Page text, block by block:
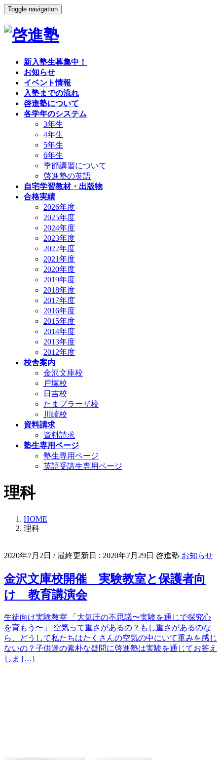
Toggle navigation
新入塾生募集中！
お知らせ
イベント情報
入塾までの流れ
啓進塾について
各学年のシステム
3年生
4年生
5年生
6年生
季節講習について
啓進塾の英語
自宅学習教材・出版物
合格実績
2026年度
2025年度
2024年度
2023年度
2022年度
2021年度
2020年度
2019年度
2018年度
2017年度
2016年度
2015年度
2014年度
2013年度
2012年度
校舎案内
金沢文庫校
戸塚校
日吉校
たまプラーザ校
川崎校
資料請求
資料請求
塾生専用ページ
塾生専用ページ
英語受講生専用ページ
理科
HOME
理科
2020年7月2日 / 最終更新日 : 2020年7月29日 啓進塾 お知らせ
金沢文庫校開催 実験教室と保護者向
け 教育講演会
生徒向け実験教室 「大気圧の不思議〜実験を通じで探究心
を育もう〜」 空気って重さがあるの？もし重さがあるのな
ら、どうして私たちはたくさんの空気の中にいて重みを感じ
ないの？子供達の素朴な疑問に啓進塾は実験を通じてお答え
しま […]